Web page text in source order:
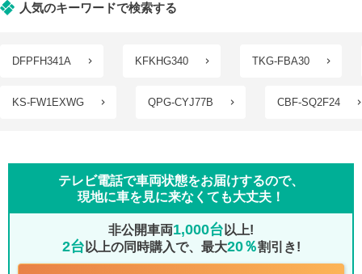
人気のキーワードで検索する
DFPFH341A KFKHG340 TKG-FBA30
KS-FW1EXWG QPG-CYJ77B CBF-SQ2F24
テレビ電話で車両状態をお届けするので、
現地に車を見に来なくても大丈夫！
非公開車両1,000台 以上!
2台 以上の同時購入で、最大20％割引き!